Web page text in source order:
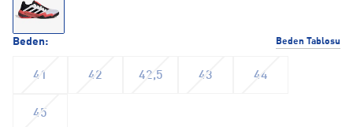
Beden: Beden Tablosu
41 42 42,5 43 44
45